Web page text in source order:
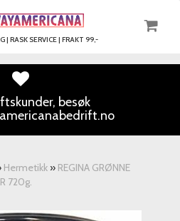
| RASK SERVICE | FRAKT 99,-
besøk
Hermetikk » REGINA GRØNNE
720g.